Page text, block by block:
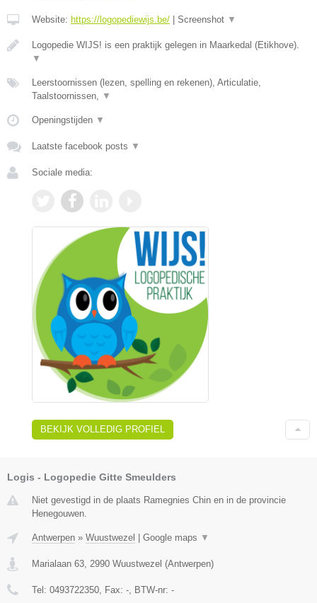
Website: https://logopediewijs.be/ Screenshot ▼
Logopedie WIJS! is een praktijk gelegen in Maarkedal (Etikhove).
▼
Leerstoornissen (lezen, spelling en rekenen), Articulatie,
Taalstoornissen, ▼
Openingstijden ▼
Laatste facebook posts ▼
Sociale media:
BEKIJK VOLLEDIG PROFIEL
Logis - Logopedie Gitte Smeulders
Niet gevestigd in de plaats Ramegnies Chin en in de provincie
Henegouwen.
Antwerpen » Wuustwezel Google maps ▼
Marialaan 63, 2990 Wuustwezel (Antwerpen)
Tel: 0493722350, Fax: -, BTW-nr: -